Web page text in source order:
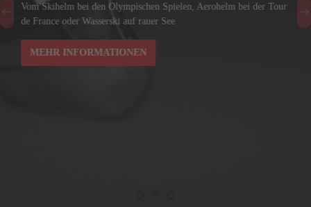
Vom Skihelm bei den Olympischen Spielen, Aerohelm bei der Tour
de France oder Wasserski auf rauer See
MEHR INFORMATIONEN